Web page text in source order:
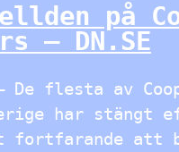
på
– DN.SE
flesta av
har stängt
fortfarande att